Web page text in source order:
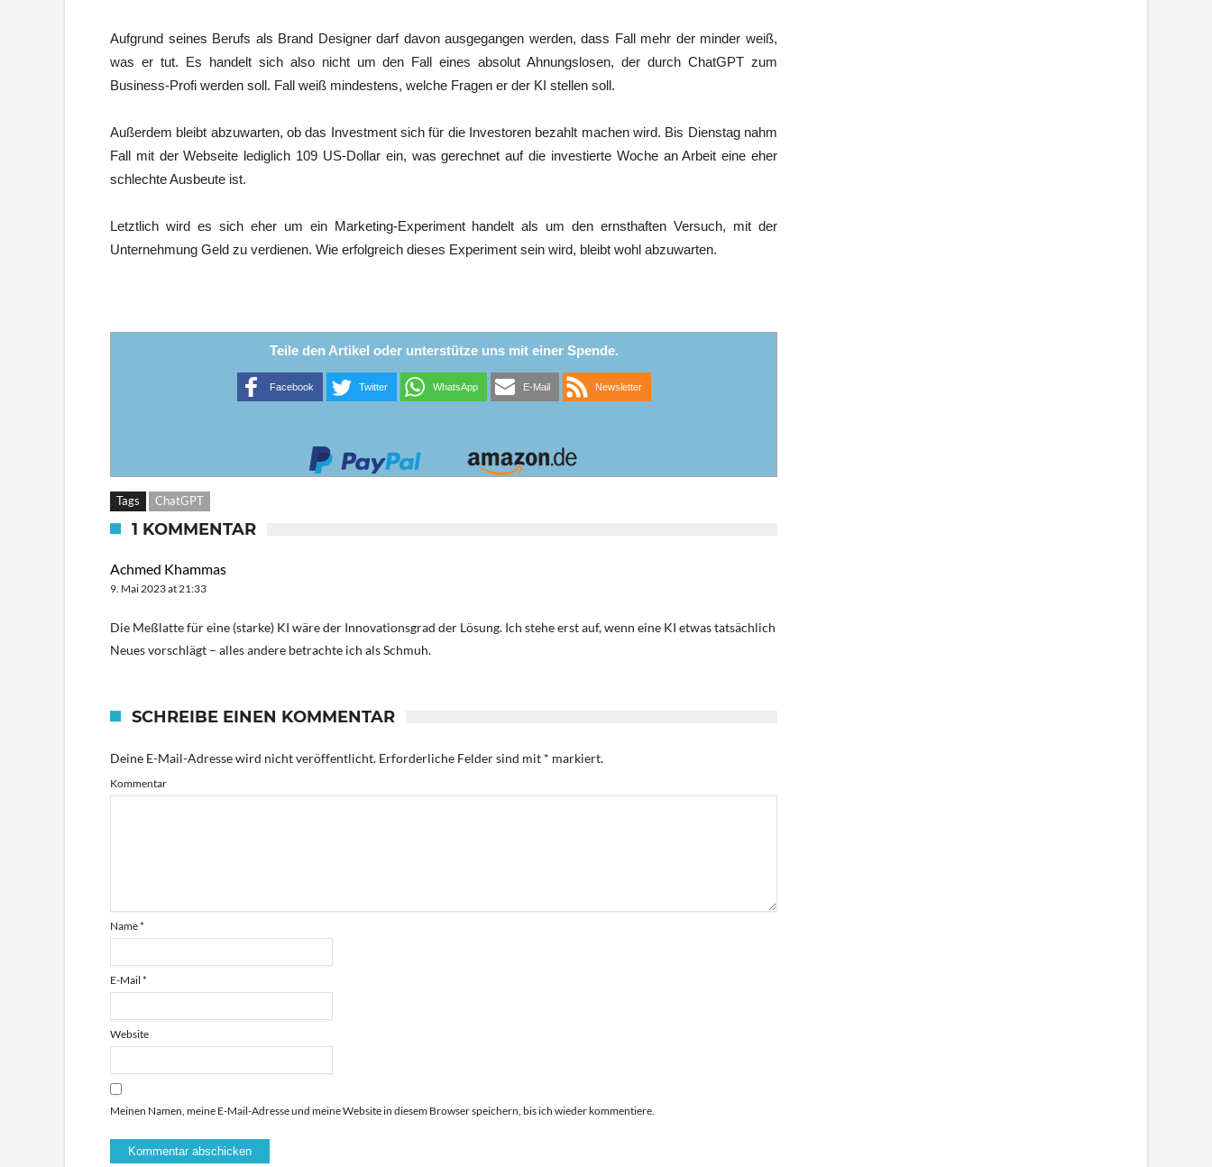
Aufgrund seines Berufs als Brand Designer darf davon ausgegangen werden, dass Fall mehr der minder weiß,
was er tut. Es handelt sich also nicht um den Fall eines absolut Ahnungslosen, der durch ChatGPT zum
Business-Profi werden soll. Fall weiß mindestens, welche Fragen er der KI stellen soll.
Außerdem bleibt abzuwarten, ob das Investment sich für die Investoren bezahlt machen wird. Bis Dienstag nahm
Fall mit der Webseite lediglich 109 US-Dollar ein, was gerechnet auf die investierte Woche an Arbeit eine eher
schlechte Ausbeute ist.
Letztlich wird es sich eher um ein Marketing-Experiment handelt als um den ernsthaften Versuch, mit der
Unternehmung Geld zu verdienen. Wie erfolgreich dieses Experiment sein wird, bleibt wohl abzuwarten.
Teile den Artikel oder unterstütze uns mit einer Spende.
Facebook Twitter WhatsApp E-Mail Newsletter
Tags ChatGPT
1 KOMMENTAR
Achmed Khammas
9. Mai 2023 at 21:33
Die Meßlatte für eine (starke) KI wäre der Innovationsgrad der Lösung. Ich stehe erst auf, wenn eine KI etwas tatsächlich
Neues vorschlägt – alles andere betrachte ich als Schmuh.
SCHREIBE EINEN KOMMENTAR
Deine E-Mail-Adresse wird nicht veröffentlicht. Erforderliche Felder sind mit * markiert.
Kommentar
Name*
E-Mail *
Website
Meinen Namen, meine E-Mail-Adresse und meine Website in diesem Browser speichern, bis ich wieder kommentiere.